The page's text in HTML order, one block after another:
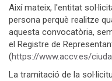
Així mateix, l'entitat
persona perquè realitze
aquesta convocatòria,
el Registre de
(https://www.accv.es/
La tramitació de la